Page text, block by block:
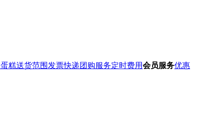
蛋糕送货范围 发票快递团购服务定时费用会员服务优惠